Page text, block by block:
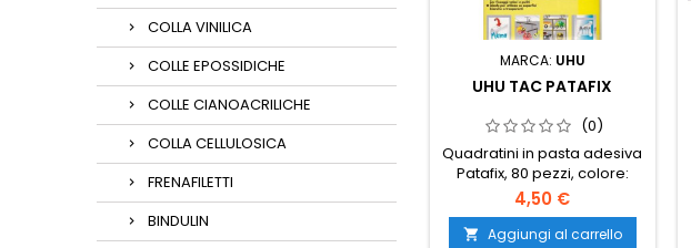
COLLA VINILICA
COLLE EPOSSIDICHE
COLLE CIANOACRILICHE
COLLA CELLULOSICA
FRENAFILETTI
BINDULIN
MARCA: UHU
UHU TAC PATAFIX
(0)
Quadratini in pasta adesiva
Patafix, 80 pezzi, colore:
bianco
4,50 €
 Aggiungi al carrello